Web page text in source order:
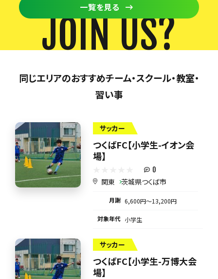
一覧を見る
JOIN US?
同じエリアのおすすめチーム・スクール・教室・
習い事
サッカー
つくばFC【小学生-イオン会
場】
0
関東 茨城県つくば市
月謝 6,600円〜13,200円
対象年代 小学生
サッカー
つくばFC【小学生-万博大会
場】